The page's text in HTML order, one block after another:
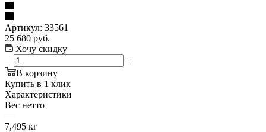
Артикул: 33561
25 680 руб.
Хочу скидку
В корзину
Купить в 1 клик
Характеристики
Вес нетто
—
7,495 кг